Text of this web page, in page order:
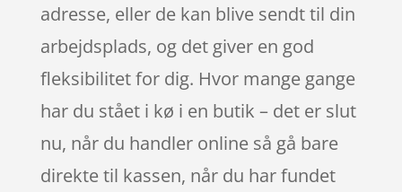
adresse, eller de kan blive sendt til din
arbejdsplads, og det giver en god
fleksibilitet for dig. Hvor mange gange
har du stået i kø i en butik – det er slut
nu, når du handler online så gå bare
direkte til kassen, når du har fundet